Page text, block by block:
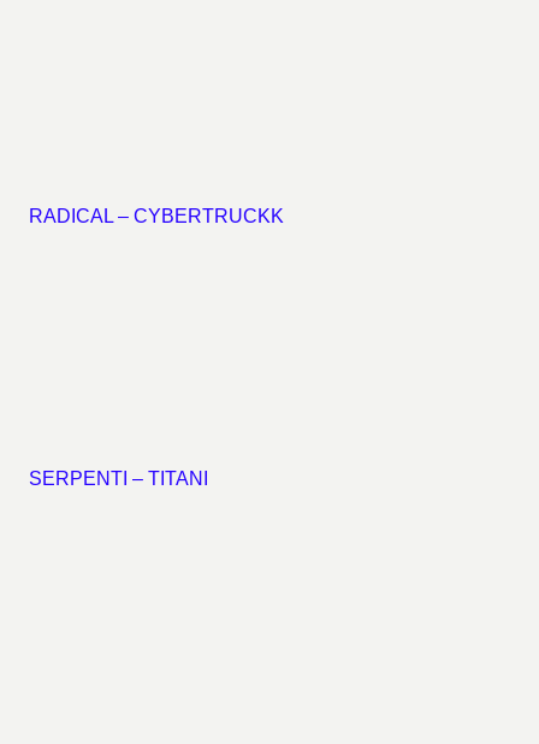
RADICAL – CYBERTRUCKK
SERPENTI – TITANI